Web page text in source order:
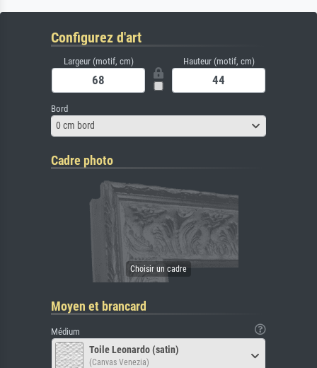
Configurez d'art
Largeur (motif, cm) Hauteur (motif, cm)
Bord
0 cm bord
Cadre photo
Moyen et brancard
Médium
Toile Leonardo (satin)
(Canvas Venezia)